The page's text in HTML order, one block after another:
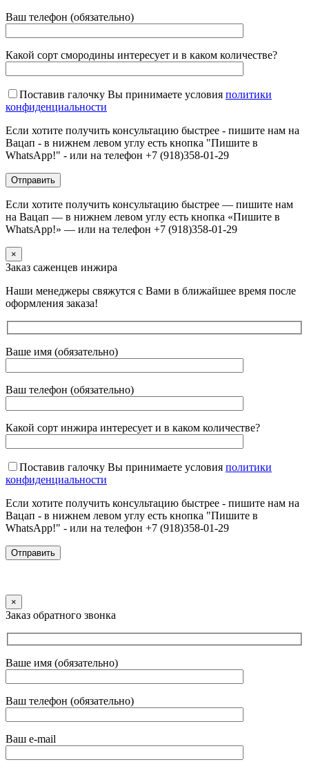
Ваш телефон (обязательно)
Какой сорт смородины интересует и в каком количестве?
Поставив галочку Вы принимаете условия политики
конфиденциальности
Если хотите получить консультацию быстрее - пишите нам на
Вацап - в нижнем левом углу есть кнопка "Пишите в
WhatsApp!" - или на телефон +7 (918)358-01-29
Если хотите получить консультацию быстрее — пишите нам
на Вацап — в нижнем левом углу есть кнопка «Пишите в
WhatsApp!» — или на телефон +7 (918)358-01-29
×
Заказ саженцев инжира
Наши менеджеры свяжутся с Вами в ближайшее время после
оформления заказа!
Ваше имя (обязательно)
Ваш телефон (обязательно)
Какой сорт инжира интересует и в каком количестве?
Поставив галочку Вы принимаете условия политики
конфиденциальности
Если хотите получить консультацию быстрее - пишите нам на
Вацап - в нижнем левом углу есть кнопка "Пишите в
WhatsApp!" - или на телефон +7 (918)358-01-29
×
Заказ обратного звонка
Ваше имя (обязательно)
Ваш телефон (обязательно)
Ваш e-mail